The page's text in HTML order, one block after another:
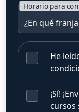
Horario para
He
¡Sí!
cursos